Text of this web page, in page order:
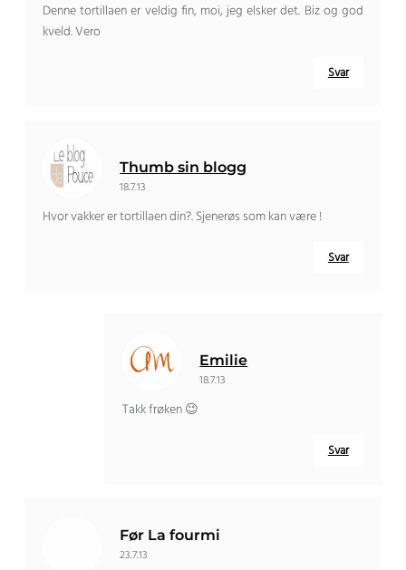
Denne tortillaen er veldig fin, moi, jeg elsker det. Biz og god
kveld. Vero
Svar
Thumb sin blogg
18.7.13
Hvor vakker er tortillaen din?. Sjenerøs som kan være !
Svar
Emilie
18.7.13
Takk frøken 😉
Svar
Før La fourmi
23.7.13